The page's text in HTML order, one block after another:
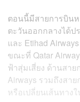
ตอนนี้มีสายการบิน
ตะวันออกกลางได้ป
และ Etihad
ขณะที่ Qatar
ฟ้าสุ่มเสี่ยง ด้านสาย
Airways รวมถึงสา
หรือเปลี่ยนเส้นทาง